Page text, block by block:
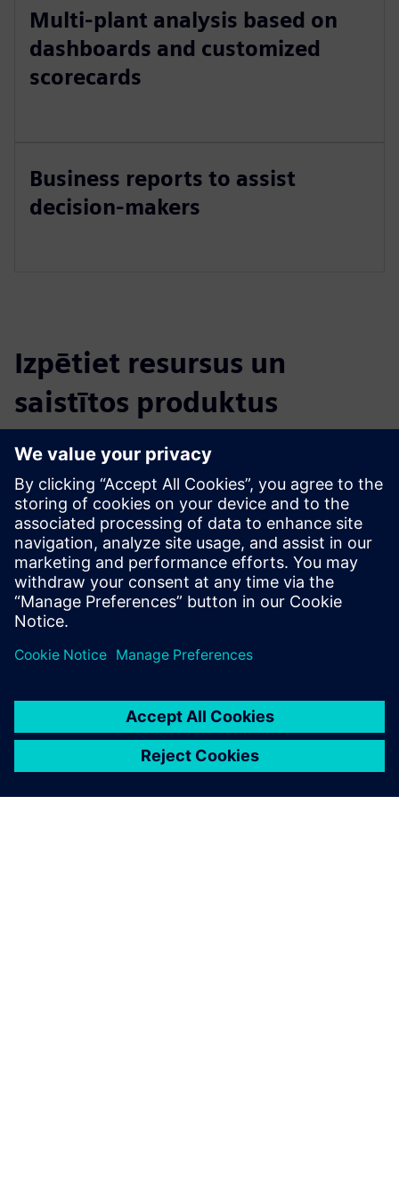
Multi-plant analysis based on
dashboards and customized
scorecards
Business reports to assist
decision-makers
Izpētiet resursus un
saistītos produktus
Papildu informācija un resursi
More information
Priekšnosacījumi
None